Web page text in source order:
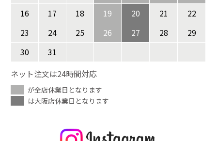
16
17 18 19 20 21
22
23
24 25 26 27 28
29
30
31
ネット注文は24時間対応
が全店休業日となります
は大阪店休業日となります